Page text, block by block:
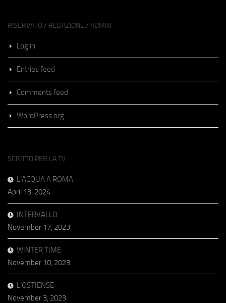
RISERVATO / REDAZIONE / ADMIN
Log in
Entries feed
Comments feed
WordPress.org
SCRITTO PER LA TV
L’ACQUA A ROMA
April 13, 2024
INTERVALLO
November 17, 2023
WINTER TIME
November 10, 2023
L’OSTIENSE
November 3, 2023